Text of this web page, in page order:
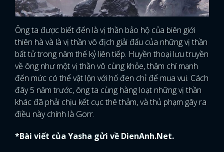
Ông ta được biết đến là vị thần bảo hộ của biên giới
thiên hà và là vị thần vô địch giải đấu của những vị thần
bất tử trong năm thế kỷ liên tiếp. Huyền thoại lưu truyền
về ông như một vị thần vô cùng khỏe, thậm chí mạnh
đến mức có thể vật lộn với hố đen chỉ để mua vui. Cách
đây 5 năm trước, ông ta cùng hàng loạt những vị thần
khác đã phải chịu kết cục thê thảm, và thủ phạm gây ra
điều này chính là Gorr.
*Bài viết của Yasha gửi về DienAnh.Net.